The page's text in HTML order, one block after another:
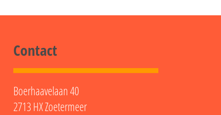
Contact
Boerhaavelaan 40
2713 HX Zoetermeer